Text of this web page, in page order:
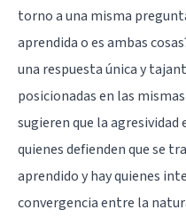
torno a una misma
aprendida o es ambas
una respuesta única y
posicionadas en las
sugieren que la
quienes defienden que se
aprendido y hay quienes
convergencia entre la